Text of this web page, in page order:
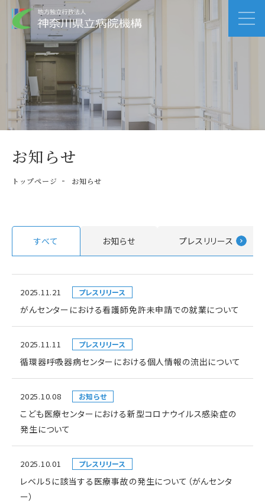
お知らせ
トップページ お知らせ
すべて お知らせ プレスリリース
2025.11.21 プレスリリース
がんセンターにおける看護師免許未申請での就業について
2025.11.11 プレスリリース
循環器呼吸器病センターにおける個人情報の流出について
2025.10.08 お知らせ
こども医療センターにおける新型コロナウイルス感染症の
発生について
2025.10.01 プレスリリース
レベル５に該当する医療事故の発生について（がんセンタ
ー）